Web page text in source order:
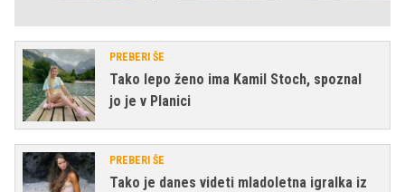
PREBERI ŠE
Tako lepo ženo ima Kamil Stoch, spoznal
jo je v Planici
PREBERI ŠE
Tako je danes videti mladoletna igralka iz